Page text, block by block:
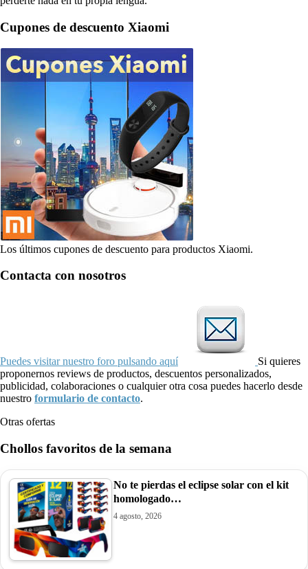
Cupones de descuento Xiaomi
Los últimos cupones de descuento para productos Xiaomi.
Contacta con nosotros
Puedes visitar nuestro foro pulsando aquí
Si quieres
proponernos reviews de productos, descuentos personalizados,
publicidad, colaboraciones o cualquier otra cosa puedes hacerlo desde
nuestro formulario de contacto.
Otras ofertas
Chollos favoritos de la semana
No te pierdas el eclipse solar con el kit
homologado…
4 agosto, 2026